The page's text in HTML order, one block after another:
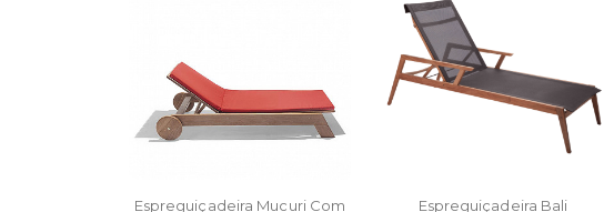
Espreguiçadeira Mucuri Com
Espreguiçadeira Bali